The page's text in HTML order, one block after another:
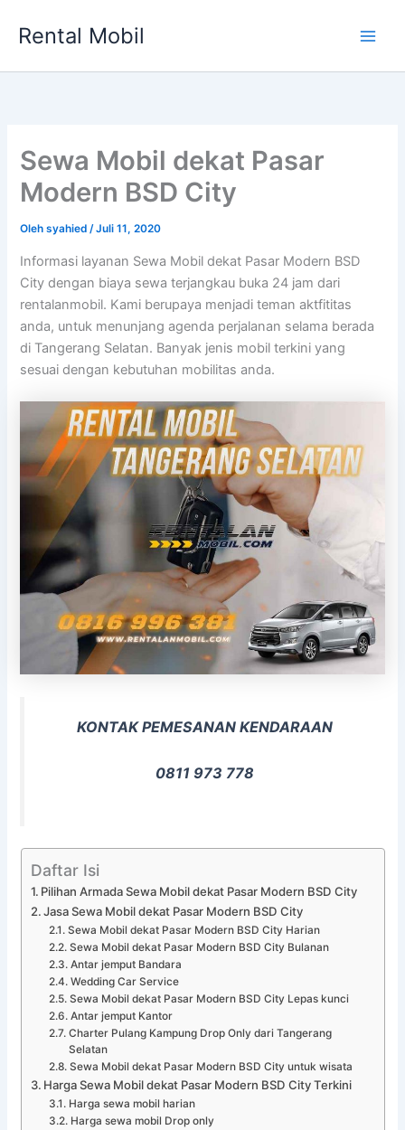
Rental Mobil
Sewa Mobil dekat Pasar
Modern BSD City
Olehsyahied/Juli 11, 2020
Informasi layanan Sewa Mobil dekat Pasar Modern BSD
City dengan biaya sewa terjangkau buka 24 jam dari
rentalanmobil. Kami berupaya menjadi teman aktfititas
anda, untuk menunjang agenda perjalanan selama berada
di Tangerang Selatan. Banyak jenis mobil terkini yang
sesuai dengan kebutuhan mobilitas anda.
KONTAK PEMESANAN KENDARAAN
0811 973 778
Daftar Isi
Pilihan Armada Sewa Mobil dekat Pasar Modern BSD City
Jasa Sewa Mobil dekat Pasar Modern BSD City
Sewa Mobil dekat Pasar Modern BSD City Harian
Sewa Mobil dekat Pasar Modern BSD City Bulanan
Antar jemput Bandara
Wedding Car Service
Sewa Mobil dekat Pasar Modern BSD City Lepas kunci
Antar jemput Kantor
Charter Pulang Kampung Drop Only dari Tangerang
Selatan
Sewa Mobil dekat Pasar Modern BSD City untuk wisata
Harga Sewa Mobil dekat Pasar Modern BSD City Terkini
Harga sewa mobil harian
Harga sewa mobil Drop only